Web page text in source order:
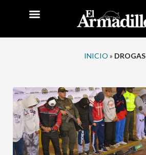
INICIO » DROGAS